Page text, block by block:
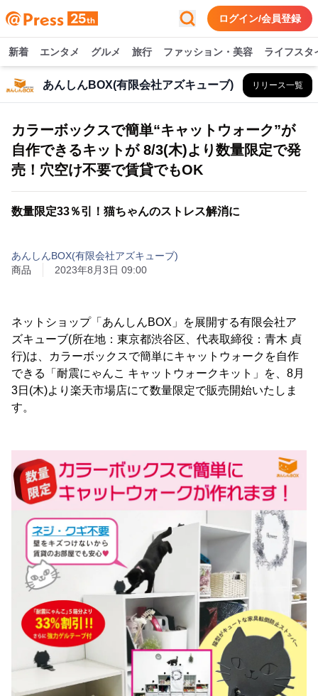
ログイン/会員登録
新着 エンタメ グルメ 旅行 ファッション・美容 ライフスタ
あんしんBOX(有限会社アズキューブ) リリース一覧
カラーボックスで簡単“キャットウォーク”が
自作できるキットが 8/3(木)より数量限定で発
売！穴空け不要で賃貸でもOK
数量限定33％引！猫ちゃんのストレス解消に
あんしんBOX(有限会社アズキューブ)
商品
2023年8月3日 09:00
ネットショップ「あんしんBOX」を展開する有限会社ア
ズキューブ(所在地：東京都渋谷区、代表取締役：青木 貞
行)は、カラーボックスで簡単にキャットウォークを自作
できる「耐震にゃんこ キャットウォークキット」を、8月
3日(木)より楽天市場店にて数量限定で販売開始いたしま
す。